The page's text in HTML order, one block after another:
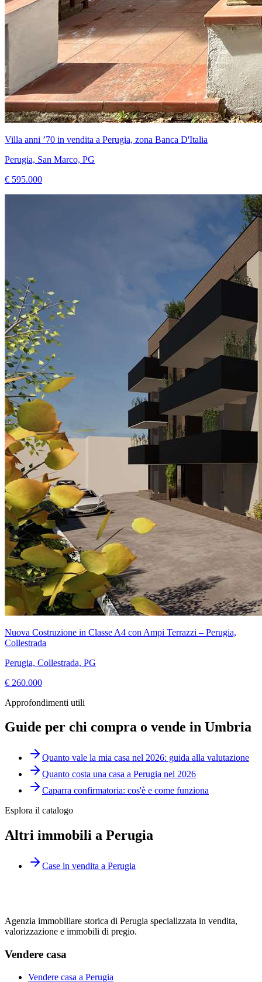
Villa anni ’70 in vendita a Perugia, zona Banca D'Italia
Perugia, San Marco, PG
€ 595.000
Nuova Costruzione in Classe A4 con Ampi Terrazzi – Perugia,
Collestrada
Perugia, Collestrada, PG
€ 260.000
Approfondimenti utili
Guide per chi compra o vende in Umbria
Quanto vale la mia casa nel 2026: guida alla valutazione
Quanto costa una casa a Perugia nel 2026
Caparra confirmatoria: cos'è e come funziona
Esplora il catalogo
Altri immobili a Perugia
Case in vendita a Perugia
Agenzia immobiliare storica di Perugia specializzata in vendita,
valorizzazione e immobili di pregio.
Vendere casa
Vendere casa a Perugia